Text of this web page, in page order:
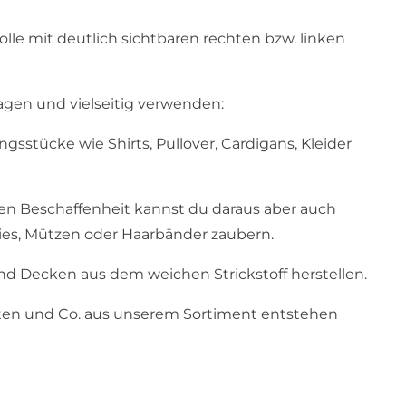
mit deutlich sichtbaren rechten bzw. linken
und vielseitig verwenden:
wie Shirts, Pullover, Cardigans, Kleider
Beschaffenheit kannst du daraus aber auch
Mützen oder Haarbänder zaubern.
Decken aus dem weichen Strickstoff herstellen.
und Co. aus unserem Sortiment entstehen